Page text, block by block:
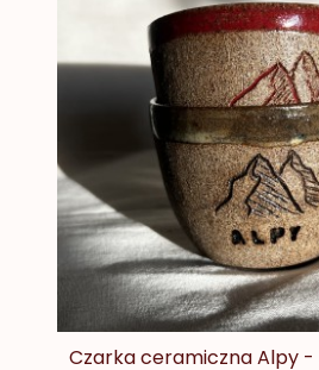
Czarka ceramiczna Alpy -